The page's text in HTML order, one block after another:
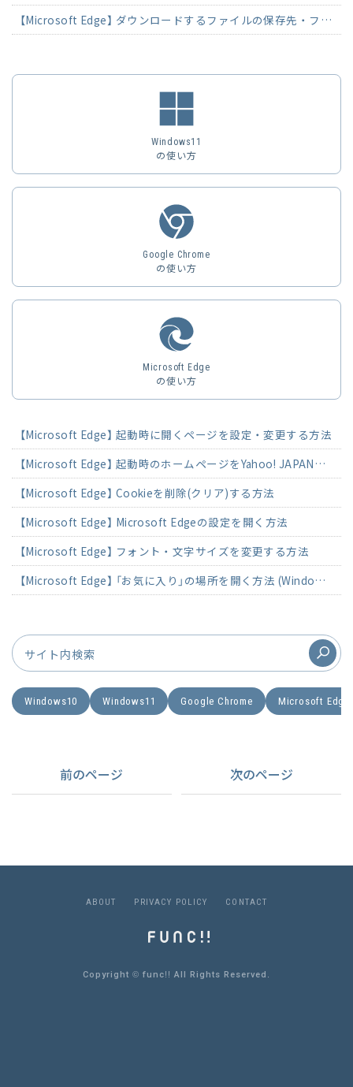
【Microsoft Edge】 ダウンロードするファイルの保存先・ファイル名を指定する方法
Windows11
の使い方
Google Chrome
の使い方
Microsoft Edge
の使い方
【Microsoft Edge】 起動時に開くページを設定・変更する方法
【Microsoft Edge】 起動時のホームページをYahoo! JAPANに変更する方法
【Microsoft Edge】 Cookieを削除(クリア)する方法
【Microsoft Edge】 Microsoft Edgeの設定を開く方法
【Microsoft Edge】 フォント・文字サイズを変更する方法
【Microsoft Edge】 「お気に入り」の場所を開く方法 (Windows11)
Windows10 Windows11 Google Chrome Microsoft Edge
前のページ 次のページ
AB O UT P RIVACY PO L I CY C O NTACT
Copyright © func!! All Rights Reserved.